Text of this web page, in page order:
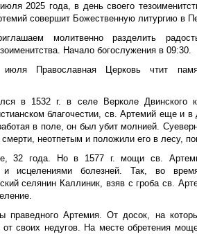
2025 года, в день своего
совершит Божественную литургию в
молитвенно разделить
Начало богослужения в 09:30.
Православная Церковь чтит
в 1532 г. в селе Верколе Двинского
благочестии, св. Артемий еще и
в поле, он был убит молнией.
неотпетым и положили его в лесу,
32 года. Но в 1577 г. мощи св.
и исцелениями болезней. Так, во
селянин Каллиник, взяв с гроба св.
праведного Артемия. От досок, на
своих недугов. На месте обретения